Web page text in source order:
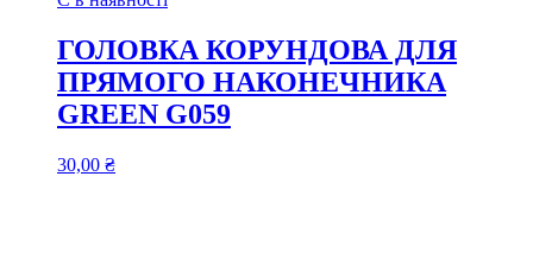
ГОЛОВКА КОРУНДОВА ДЛЯ
ПРЯМОГО НАКОНЕЧНИКА
GREEN G059
30,00 ₴